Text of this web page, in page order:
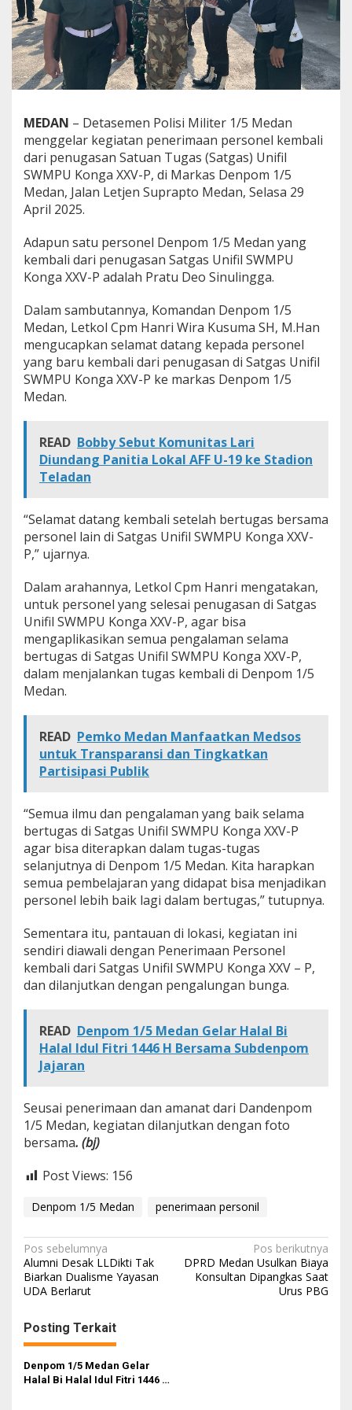
G
a
t
P
e
n
r
i
m
a
a
n
s
o
n
l
e
m
b
a
r
i
u
g
n
S
a
g
a
s
f
i
l
S
P
U
K
n
g
a
X
-
P
MEDAN – Detasemen Polisi Militer 1/5 Medan
menggelar kegiatan penerimaan personel kembali
dari penugasan Satuan Tugas (Satgas) Unifil
SWMPU Konga XXV-P, di Markas Denpom 1/5
Medan, Jalan Letjen Suprapto Medan, Selasa 29
April 2025.
Adapun satu personel Denpom 1/5 Medan yang
kembali dari penugasan Satgas Unifil SWMPU
Konga XXV-P adalah Pratu Deo Sinulingga.
Dalam sambutannya, Komandan Denpom 1/5
Medan, Letkol Cpm Hanri Wira Kusuma SH, M.Han
mengucapkan selamat datang kepada personel
yang baru kembali dari penugasan di Satgas Unifil
SWMPU Konga XXV-P ke markas Denpom 1/5
Medan.
READ Bobby Sebut Komunitas Lari
Diundang Panitia Lokal AFF U-19 ke Stadion
Teladan
“Selamat datang kembali setelah bertugas bersama
personel lain di Satgas Unifil SWMPU Konga XXV-
P,” ujarnya.
Dalam arahannya, Letkol Cpm Hanri mengatakan,
untuk personel yang selesai penugasan di Satgas
Unifil SWMPU Konga XXV-P, agar bisa
mengaplikasikan semua pengalaman selama
bertugas di Satgas Unifil SWMPU Konga XXV-P,
dalam menjalankan tugas kembali di Denpom 1/5
Medan.
READ Pemko Medan Manfaatkan Medsos
untuk Transparansi dan Tingkatkan
Partisipasi Publik
“Semua ilmu dan pengalaman yang baik selama
bertugas di Satgas Unifil SWMPU Konga XXV-P
agar bisa diterapkan dalam tugas-tugas
selanjutnya di Denpom 1/5 Medan. Kita harapkan
semua pembelajaran yang didapat bisa menjadikan
personel lebih baik lagi dalam bertugas,” tutupnya.
Sementara itu, pantauan di lokasi, kegiatan ini
sendiri diawali dengan Penerimaan Personel
kembali dari Satgas Unifil SWMPU Konga XXV – P,
dan dilanjutkan dengan pengalungan bunga.
READ Denpom 1/5 Medan Gelar Halal Bi
Halal Idul Fitri 1446 H Bersama Subdenpom
Jajaran
Seusai penerimaan dan amanat dari Dandenpom
1/5 Medan, kegiatan dilanjutkan dengan foto
bersama. (bj)
Post Views: 156
Denpom 1/5 Medan penerimaan personil
N
a
v
i
g
a
s
Pos sebelumnya
Alumni Desak LLDikti Tak
Biarkan Dualisme Yayasan
UDA Berlarut
Pos berikutnya
DPRD Medan Usulkan Biaya
Konsultan Dipangkas Saat
Urus PBG
Posting Terkait
Denpom 1/5 Medan Gelar
Halal Bi Halal Idul Fitri 1446 H